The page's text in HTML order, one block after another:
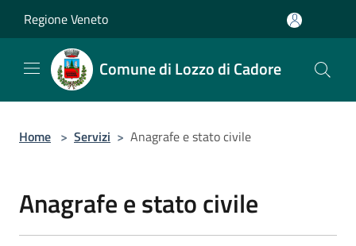
Regione Veneto
Comune di Lozzo di Cadore
Home > Servizi > Anagrafe e stato civile
Anagrafe e stato civile